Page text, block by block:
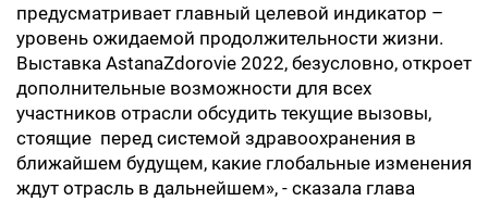
предусматривает главный целевой индикатор –
уровень ожидаемой продолжительности жизни.
Выставка AstanaZdorovie 2022, безусловно, откроет
дополнительные возможности для всех
участников отрасли обсудить текущие вызовы,
стоящие перед системой здравоохранения в
ближайшем будущем, какие глобальные изменения
ждут отрасль в дальнейшем», - сказала глава